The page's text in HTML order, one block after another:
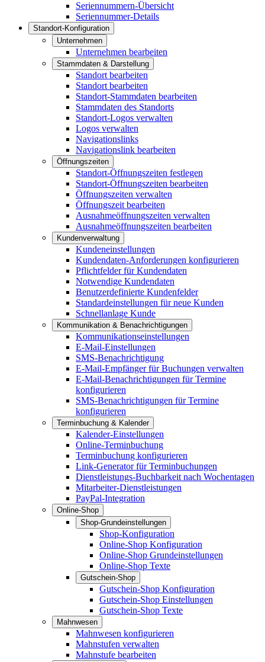
Seriennummern-Übersicht
Seriennummer-Details
Standort-Konfiguration
Unternehmen
Unternehmen bearbeiten
Stammdaten & Darstellung
Standort bearbeiten
Standort bearbeiten
Standort-Stammdaten bearbeiten
Stammdaten des Standorts
Standort-Logos verwalten
Logos verwalten
Navigationslinks
Navigationslink bearbeiten
Öffnungszeiten
Standort-Öffnungszeiten festlegen
Standort-Öffnungszeiten bearbeiten
Öffnungszeiten verwalten
Öffnungszeit bearbeiten
Ausnahmeöffnungszeiten verwalten
Ausnahmeöffnungszeiten bearbeiten
Kundenverwaltung
Kundeneinstellungen
Kundendaten-Anforderungen konfigurieren
Pflichtfelder für Kundendaten
Notwendige Kundendaten
Benutzerdefinierte Kundenfelder
Standardeinstellungen für neue Kunden
Schnellanlage Kunde
Kommunikation & Benachrichtigungen
Kommunikationseinstellungen
E-Mail-Einstellungen
SMS-Benachrichtigung
E-Mail-Empfänger für Buchungen verwalten
E-Mail-Benachrichtigungen für Termine
konfigurieren
SMS-Benachrichtigungen für Termine
konfigurieren
Terminbuchung & Kalender
Kalender-Einstellungen
Online-Terminbuchung
Terminbuchung konfigurieren
Link-Generator für Terminbuchungen
Dienstleistungs-Buchbarkeit nach Wochentagen
Mitarbeiter-Dienstleistungen
PayPal-Integration
Online-Shop
Shop-Grundeinstellungen
Shop-Konfiguration
Online-Shop Konfiguration
Online-Shop Grundeinstellungen
Online-Shop Texte
Gutschein-Shop
Gutschein-Shop Konfiguration
Gutschein-Shop Einstellungen
Gutschein-Shop Texte
Mahnwesen
Mahnwesen konfigurieren
Mahnstufen verwalten
Mahnstufe bearbeiten